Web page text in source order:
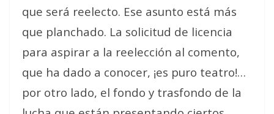
que será reelecto. Ese asunto está más
que planchado. La solicitud de licencia
para aspirar a la reelección al comento,
que ha dado a conocer, ¡es puro teatro!…
por otro lado, el fondo y trasfondo de la